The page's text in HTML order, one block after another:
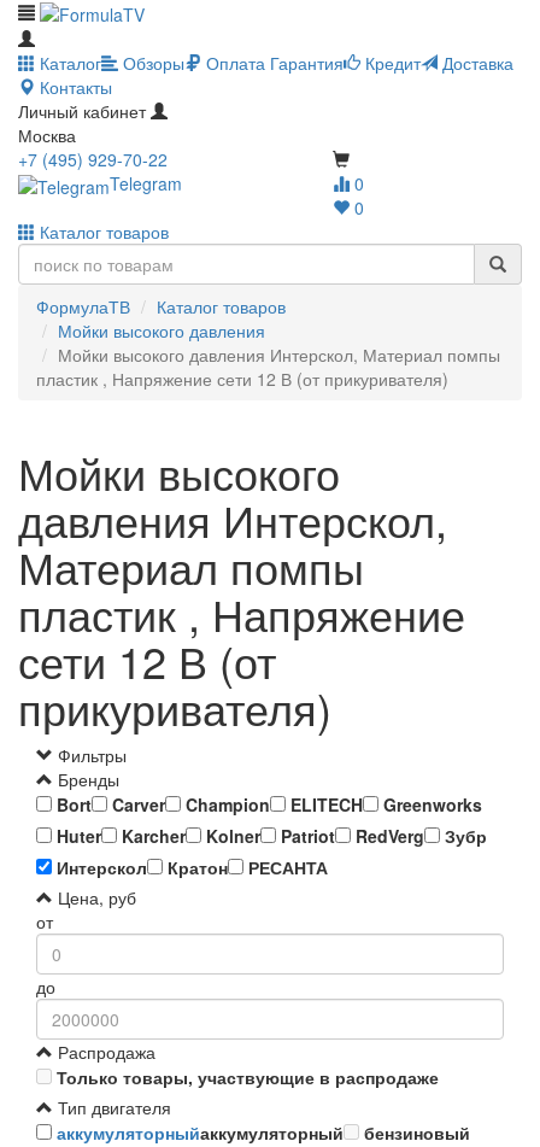
Каталог Обзоры Оплата Гарантия Кредит
Доставка
Контакты
Личный кабинет
Москва
0
0
+7 (495) 929-70-22
Telegram
Каталог товаров
ФормулаТВ
Каталог товаров
Мойки высокого давления
Мойки высокого давления Интерскол, Материал помпы
пластик , Напряжение сети 12 В (от прикуривателя)
Мойки высокого
давления Интерскол,
Материал помпы
пластик , Напряжение
сети 12 В (от
прикуривателя)
Фильтры
Бренды
Bort
Carver Champion ELITECH
Greenworks
Huter
Karcher Kolner Patriot RedVerg
Зубр
Интерскол
Кратон
РЕСАНТА
Цена, руб
от
до
Распродажа
Только товары, участвующие в распродаже
Тип двигателя
аккумуляторныйаккумуляторный
бензиновый